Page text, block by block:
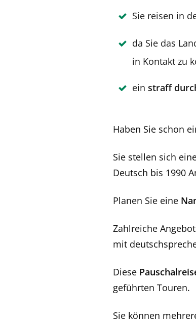
Sie reisen in
da Sie das
in Kontakt zu
ein straff
Haben Sie schon
Sie stellen sich
Deutsch bis 1990
Planen Sie eine
Zahlreiche
mit
Diese
geführten Touren.
Sie können